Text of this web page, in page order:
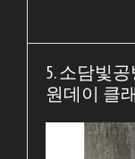
5. 소담빛
원데이 클